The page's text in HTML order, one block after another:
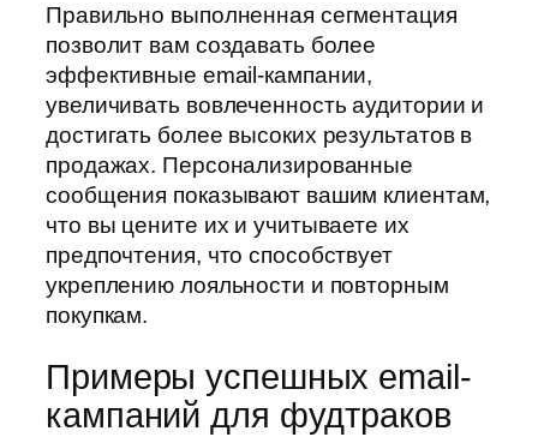
Правильно выполненная сегментация
позволит вам создавать более
эффективные email-кампании,
увеличивать вовлеченность аудитории и
достигать более высоких результатов в
продажах. Персонализированные
сообщения показывают вашим клиентам,
что вы цените их и учитываете их
предпочтения, что способствует
укреплению лояльности и повторным
покупкам.
Примеры успешных email-
кампаний для фудтраков